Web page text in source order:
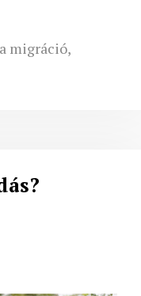
migráció,